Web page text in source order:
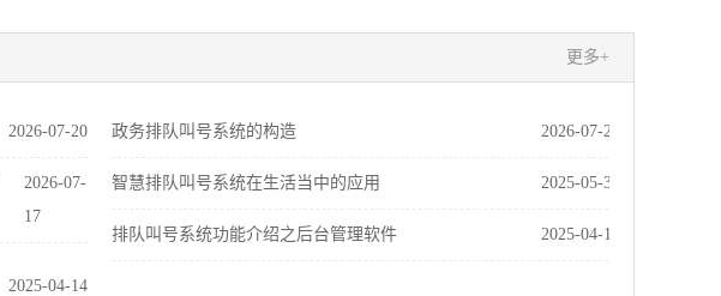
更多+
2026-07-20 政务排队叫号系统的构造 2026-07-20
2026-07-
17
智慧排队叫号系统在生活当中的应用 2025-05-31
排队叫号系统功能介绍之后台管理软件 2025-04-17
2025-04-14